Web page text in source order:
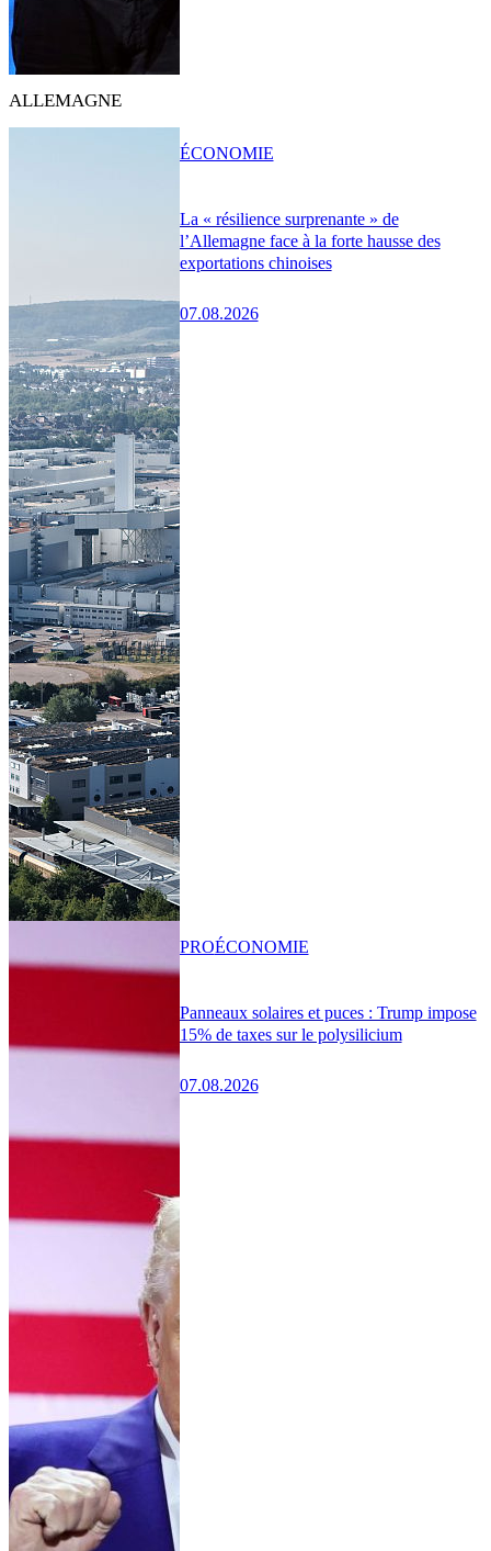
ALLEMAGNE
La « résilience surprenante » de
l’Allemagne face à la forte hausse des
exportations chinoises
07.08.2026
ÉCONOMIE
Panneaux solaires et puces : Trump impose
15% de taxes sur le polysilicium
07.08.2026
PROÉCONOMIE